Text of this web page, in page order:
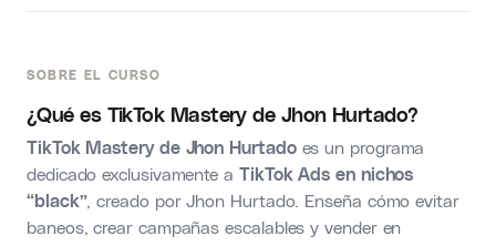
SOBRE EL CURSO
¿Qué es TikTok Masteryde Jhon Hurtado?
TikTok Mastery de Jhon Hurtadoes un programa
dedicado exclusivamente a TikTok Ads en nichos
“black”, creado por Jhon Hurtado. Enseña cómo evitar
baneos, crear campañas escalables y vender en